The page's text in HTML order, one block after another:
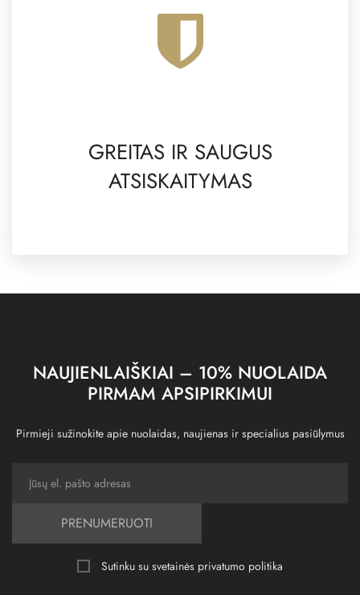
GREITAS IR SAUGUS
ATSISKAITYMAS
NAUJIENLAIŠKIAI – 10% NUOLAIDA
PIRMAM APSIPIRKIMUI
Pirmieji sužinokite apie nuolaidas, naujienas ir specialius pasiūlymus
PRENUMERUOTI
Sutinku su svetainės privatumo politika